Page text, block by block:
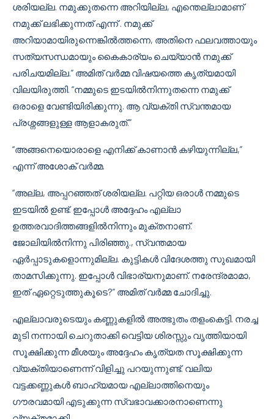
ശരിയല്ല. നമുക്കുതന്നെ അറിയില്ല, എന്തെല്ലാമാണ്
നമുക്ക് ലഭിക്കുന്നത് എന്ന് . നമുക്ക്
അറിയാമായിരുന്നെങ്കിൽത്തന്നെ, അതിനെ ഫലവത്തായും
സത്യസന്ധമായും കൈകാര്യം ചെയ്യാൻ നമുക്ക്
പരിചയമില്ല.” അമിത് വർമ്മ വിഷയത്തെ കൃത്യമായി
വിലയിരുത്തി. “നമ്മുടെ ഇടയിൽനിന്നുതന്നെ നമുക്ക്
ഒരാളെ വേണ്ടിയിരിക്കുന്നു. ആ വ്യക്തി സ്വന്തമായ
പ്രശ്നങ്ങളുള്ള ആളാകരുത്.”
“അങ്ങനെയൊരാളെ എനിക്ക് കാണാൻ കഴിയുന്നില്ല,”
എന്ന് അശോക് വർമ്മ.
“അല്ല, അപ്പറഞ്ഞത് ശരിയല്ല. പറ്റിയ ഒരാൾ നമ്മുടെ
ഇടയിൽ ഉണ്ട്. ഇപ്പോൾ അദ്ദേഹം എല്ലാ
ഉത്തരവാദിത്തങ്ങളിൽനിന്നും മുക്തനാണ്.
ജോലിയിൽനിന്നു പിരിഞ്ഞു., സ്വന്തമായ
ഏർപ്പാടുകളൊന്നുമില്ല. കുട്ടികൾ വിദേശത്തു സുഖമായി
താമസിക്കുന്നു. ഇപ്പോൾ വിഭാര്യനുമാണ്. നരേന്ദ്രമാമാ,
ഇത് ഏറ്റെടുത്തുകൂടെ?” അമിത് വർമ്മ ചോദിച്ചു.
എല്ലാവരുടെയും കണ്ണുകളിൽ അത്ഭുതം തളംകെട്ടി. നരച്ച
മുടി നന്നായി ചെറുതാക്കി വെട്ടിയ ശിരസ്സും വൃത്തിയായി
സൂക്ഷിക്കുന്ന മീശയും അദ്ദേഹം കൃത്യത സൂക്ഷിക്കുന്ന
വ്യക്തിയാണെന്ന് വിളിച്ചു പറയുന്നുണ്ട്. വലിയ
വട്ടക്കണ്ണുകൾ ബാഹ്യമായ എല്ലാത്തിനെയും
ഗൗരവമായി എടുക്കുന്ന സ്വഭാവക്കാരനാണെന്നു